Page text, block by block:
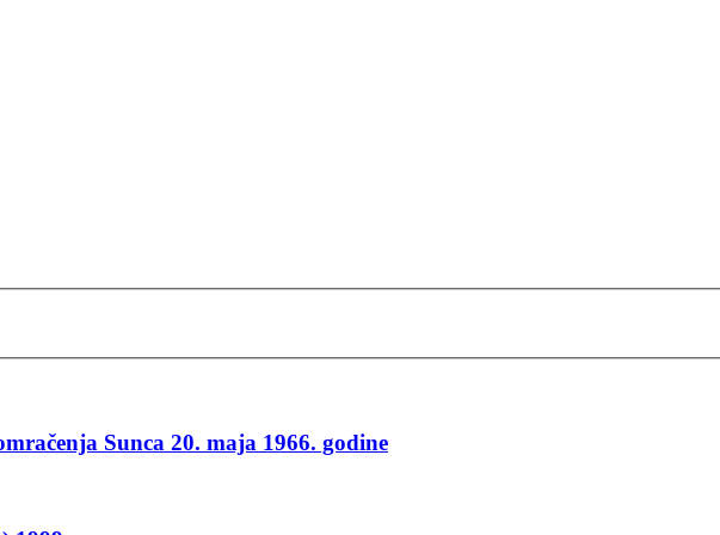
Sunca 20. maja 1966. godine